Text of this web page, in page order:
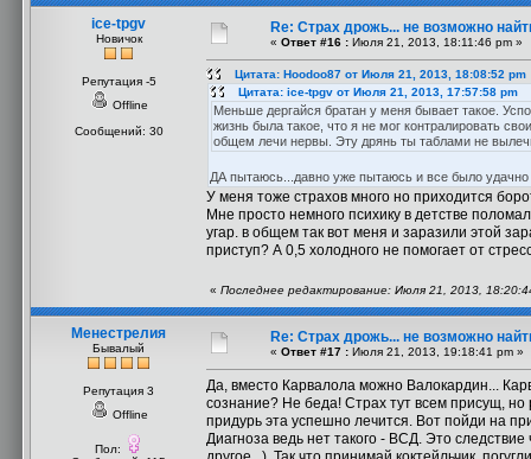
ice-tpgv
Новичок
Репутация -5
Offline
Сообщений: 30
Re: Страх дрожь... не возможно
« Ответ #16 : Июля 21, 2013, 18:11:46 pm »
Цитата: Hoodoo87 от Июля 21, 2013, 18:08:52 pm
Цитата: ice-tpgv от Июля 21, 2013, 17:57:58 pm
Меньше дергайся братан у меня бывает такое.
жизнь была такое, что я не мог контралировать
общем лечи нервы. Эту дрянь ты таблами не
ДА пытаюсь...давно уже пытаюсь и все было
У меня тоже страхов много но приходится
Мне просто немного психику в детстве
угар. в общем так вот меня и заразили этой
приступ? А 0,5 холодного не помогает от
« Последнее редактирование: Июля 21, 2013,
Менестрелия
Бывалый
Репутация 3
Offline
Пол:
Re: Страх дрожь... не возможно
« Ответ #17 : Июля 21, 2013, 19:18:41 pm »
Да, вместо Карвалола можно Валокардин...
сознание? Не беда! Страх тут всем присущ, но
придурь эта успешно лечится. Вот пойди на
Диагноза ведь нет такого - ВСД. Это